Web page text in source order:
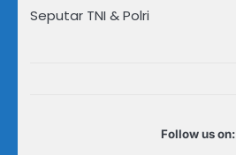
Seputar TNI & Polri
Follow us on: